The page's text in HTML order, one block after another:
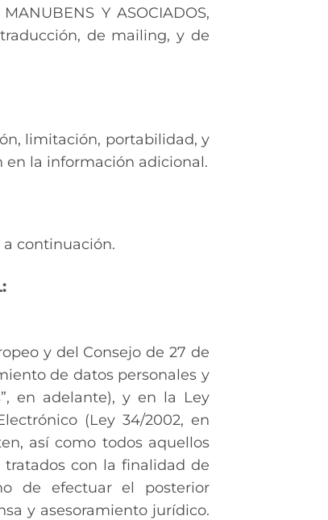
Y ASOCIADOS,
de mailing, y de
limitación, portabilidad, y
en la información adicional.
continuación.
y del Consejo de 27 de
de datos personales y
en adelante), y en la Ley
(Ley 34/2002, en
así como todos aquellos
con la finalidad de
de efectuar el posterior
y asesoramiento jurídico.